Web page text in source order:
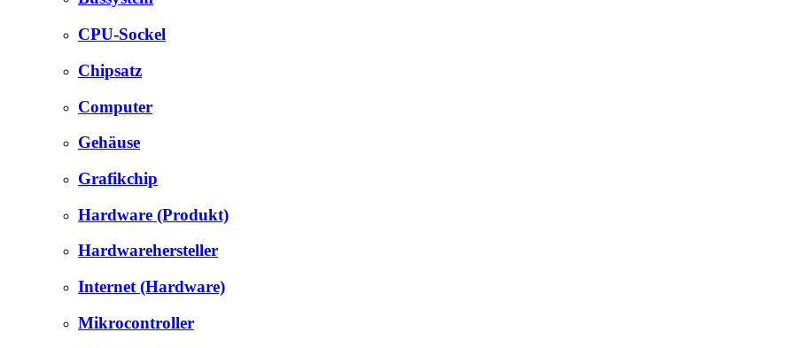
CPU-Sockel
Chipsatz
Computer
Gehäuse
Grafikchip
Hardware (Produkt)
Hardwarehersteller
Internet (Hardware)
Mikrocontroller